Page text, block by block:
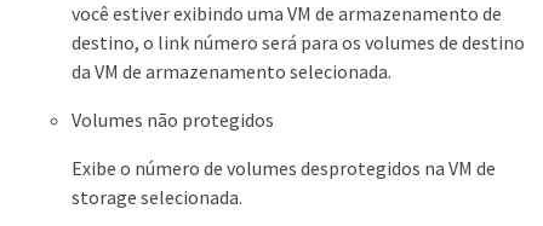
você estiver exibindo uma VM de armazenamento de
destino, o link número será para os volumes de destino
da VM de armazenamento selecionada.
Volumes não protegidos
Exibe o número de volumes desprotegidos na VM de
storage selecionada.